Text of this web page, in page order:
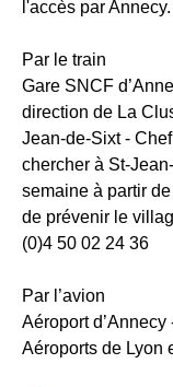
Jean
Sixt
•
Cours
de
ski
ESF
:
renseignements
réservations
sur
le
l'accès par Annecy.
Par le train
Gare SNCF
direction de La
Jean-de-Sixt -
chercher à St-
semaine à partir
de prévenir le
(0)4 50 02 24 36
Par l’avion
Aéroport
Aéroports de Lyon